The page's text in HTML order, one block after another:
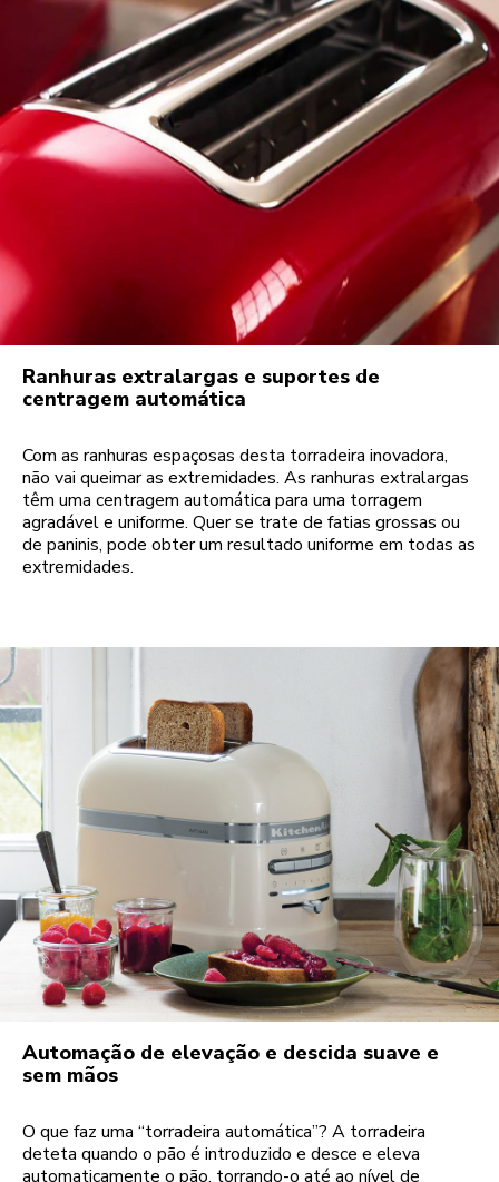
Ranhuras extralargas e suportes de
centragem automática
Com as ranhuras espaçosas desta torradeira inovadora,
não vai queimar as extremidades. As ranhuras extralargas
têm uma centragem automática para uma torragem
agradável e uniforme. Quer se trate de fatias grossas ou
de paninis, pode obter um resultado uniforme em todas as
extremidades.
Automação de elevação e descida suave e
sem mãos
O que faz uma “torradeira automática”? A torradeira
deteta quando o pão é introduzido e desce e eleva
automaticamente o pão, torrando-o até ao nível de